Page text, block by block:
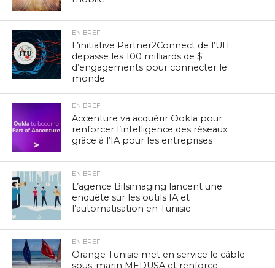
EN BREF
L’initiative Partner2Connect de l’UIT
dépasse les 100 milliards de $
d’engagements pour connecter le
monde
EN BREF
Accenture va acquérir Ookla pour
renforcer l’intelligence des réseaux
grâce à l’IA pour les entreprises
EN BREF
L’agence Bilsimaging lancent une
enquête sur les outils IA et
l’automatisation en Tunisie
EN BREF
Orange Tunisie met en service le câble
sous-marin MEDUSA et renforce